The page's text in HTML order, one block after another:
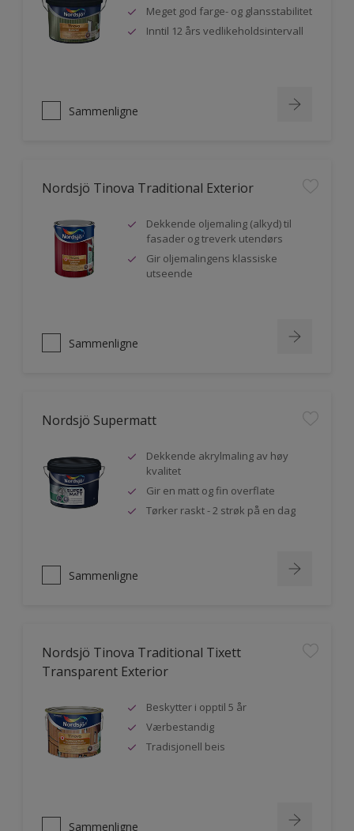
Meget god farge- og glansstabilitet
Inntil 12 års vedlikeholdsintervall
Sammenligne
Nordsjö Tinova Traditional Exterior
Dekkende oljemaling (alkyd) til
fasader og treverk utendørs
Gir oljemalingens klassiske
utseende
Sammenligne
Nordsjö Supermatt
Dekkende akrylmaling av høy
kvalitet
Gir en matt og fin overflate
Tørker raskt - 2 strøk på en dag
Sammenligne
Nordsjö Tinova Traditional Tixett
Transparent Exterior
Beskytter i opptil 5 år
Værbestandig
Tradisjonell beis
Sammenligne